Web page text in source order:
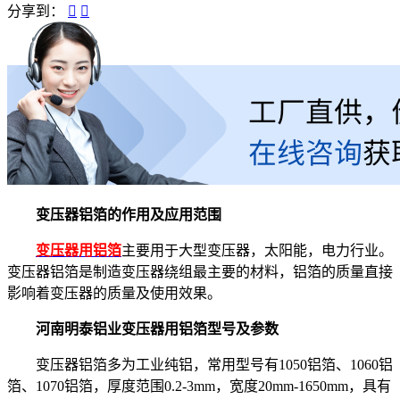
分享到：
变压器铝箔的作用及应用范围
变压器用铝箔主要用于大型变压器，太阳能，电力行业。
变压器铝箔是制造变压器绕组最主要的材料，铝箔的质量直接
影响着变压器的质量及使用效果。
河南明泰铝业变压器用铝箔型号及参数
变压器铝箔多为工业纯铝，常用型号有1050铝箔、1060铝
箔、1070铝箔，厚度范围0.2-3mm，宽度20mm-1650mm，具有